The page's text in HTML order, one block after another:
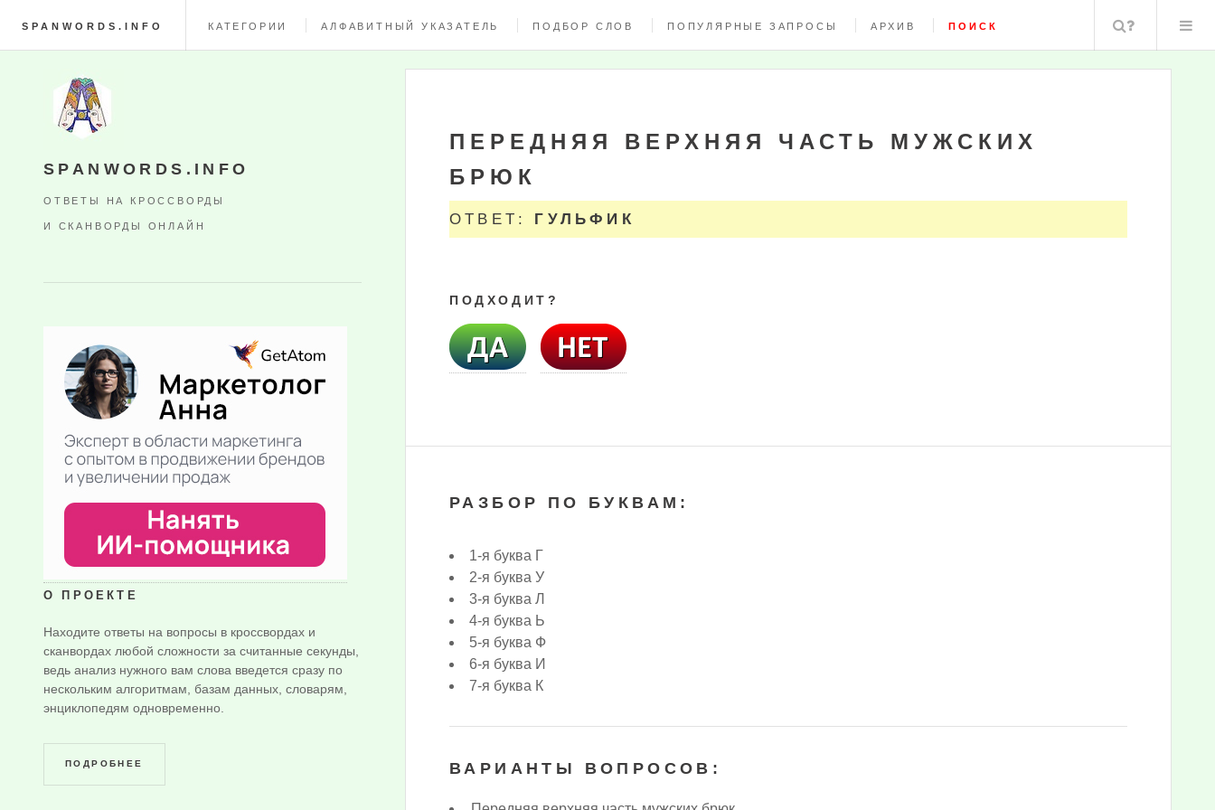
SPANWORDS.INFO КАТЕГОРИИ АЛФАВИТНЫЙ УКАЗАТЕЛЬ ПОДБОР СЛОВ ПОПУЛЯРНЫЕ ЗАПРОСЫ АРХИВ ПОИСК Поиск
ПЕРЕДНЯЯ ВЕРХНЯЯ ЧАСТЬ МУЖСКИХ
БРЮК
ОТВЕТ: ГУЛЬФИК
ПОДХОДИТ?
РАЗБОР ПО БУКВАМ:
1-я буква Г
2-я буква У
3-я буква Л
4-я буква Ь
5-я буква Ф
6-я буква И
7-я буква К
ВАРИАНТЫ ВОПРОСОВ:
SPANWORDS.INFO
ОТВЕТЫ НА КРОССВОРДЫ
И СКАНВОРДЫ ОНЛАЙН
О ПРОЕКТЕ
Находите ответы на вопросы в кроссвордах и
сканвордах любой сложности за считанные секунды,
ведь анализ нужного вам слова введется сразу по
нескольким алгоритмам, базам данных, словарям,
энциклопедям одновременно.
ПОДРОБНЕЕ